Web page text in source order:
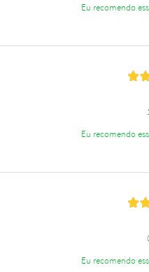
Eu recomendo
Eu recomendo
Eu recomendo